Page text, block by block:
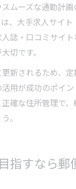
ムーズな通勤計
、大手求人サイ
誌・口コミサイ
切です。
新されるため、
用が成功のポイ
確な住所管理で
。
指すなら郵